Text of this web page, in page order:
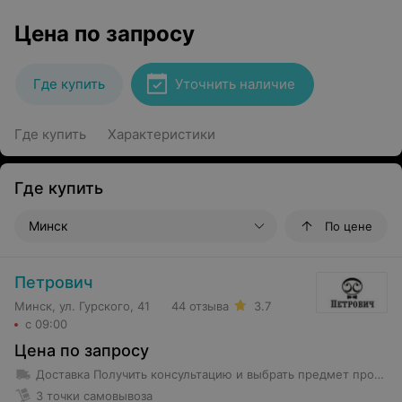
Цена по запросу
Где купить Уточнить наличие
Где купить Характеристики
Где купить
Минск По цене
Петрович
Минск, ул. Гурского, 41
с 09:00
44 отзыва 3.7
Цена по запросу
Доставка Получить консультацию и выбрать предмет проката возможно в магазине проката по адресу Гурского 37 -5Н с 8-00 до 22-00 без выходных Предметы проката весом менее 35 кг доставляются в первое помещение квартиры (частного дома). Курьеры не осуществляют уборку территории от препятствующих предметов и не передвигают объекты в квартире. Доставка предмета проката весом более 35 кг производится до подъезда.
3 точки самовывоза